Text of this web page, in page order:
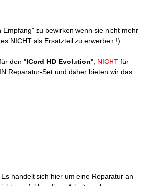
zu bewirken wenn sie nicht mehr
NICHT als Ersatzteil zu erwerben !)
für den "ICord HD Evolution", NICHT für
Reparatur-Set und daher bieten wir das
handelt sich hier um eine Reparatur an